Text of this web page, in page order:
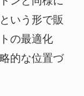
いう形で販
の最適化
的な位置づ